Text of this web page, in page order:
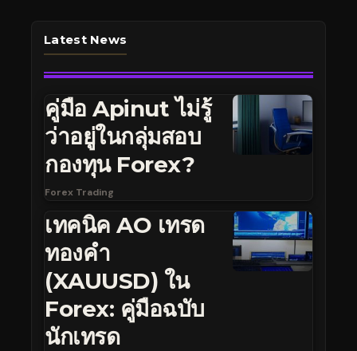
Latest News
คู่มือ Apinut ไม่รู้
ว่าอยู่ในกลุ่มสอบ
กองทุน Forex?
Forex Trading
เทคนิค AO เทรด
ทองคำ
(XAUUSD) ใน
Forex: คู่มือฉบับ
นักเทรด